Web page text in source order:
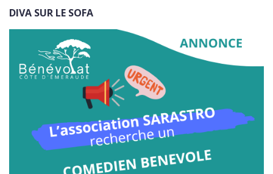
DIVA SUR LE SOFA